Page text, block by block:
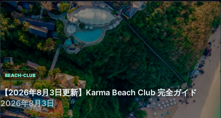
ー
ル・
地
中
海
フ
ー
ド
を
楽
ブ
ド
の
棚
田
プ
ー
ル、
座
席、
8
月
3
更
新】
Favela
Chic
Beach
Club
BEACH-CLUB
【2026年8月3日更新】Karma Beach Club 完全ガイド
2026年8月3日